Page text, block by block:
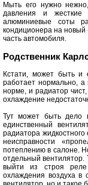
Мыть его нужно
давления и
алюминиевые соты
кондиционера на новый
часть автомобиля.
Родственник
Кстати, может быть и
работает нормально,
норме, и радиатор
охлаждение
Тут может быть дело
единственный
радиатора
неисправности
потеплению в салоне.
отдельный вентилятор.
выйти из строя реле
охлаждения воздуха